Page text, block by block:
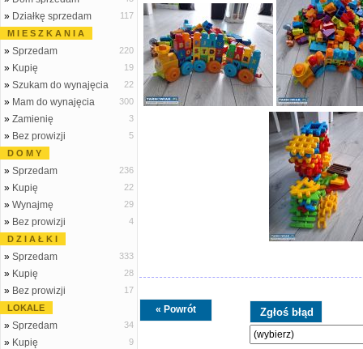
» Działkę sprzedam
117
M I E S Z K A N I A
» Sprzedam 220
» Kupię 19
» Szukam do wynajęcia 22
» Mam do wynajęcia 300
» Zamienię 3
» Bez prowizji
5
D O M Y
» Sprzedam 236
» Kupię 22
» Wynajmę 29
» Bez prowizji
4
D Z I A Ł K I
» Sprzedam 333
» Kupię 28
» Bez prowizji
17
LOKALE
» Sprzedam 34
» Kupię 9
« Powrót